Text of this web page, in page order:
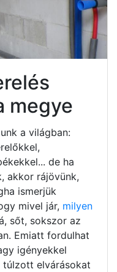
megye
a világban:
de ha
akkor rájövünk,
ismerjük
mivel jár, milyen
sőt, sokszor az
Emiatt fordulhat
igényekkel
túlzott elvárásokat